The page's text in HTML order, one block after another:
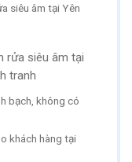
siêu âm tại Yên
rửa siêu âm tại
tranh
bạch, không có
khách hàng tại